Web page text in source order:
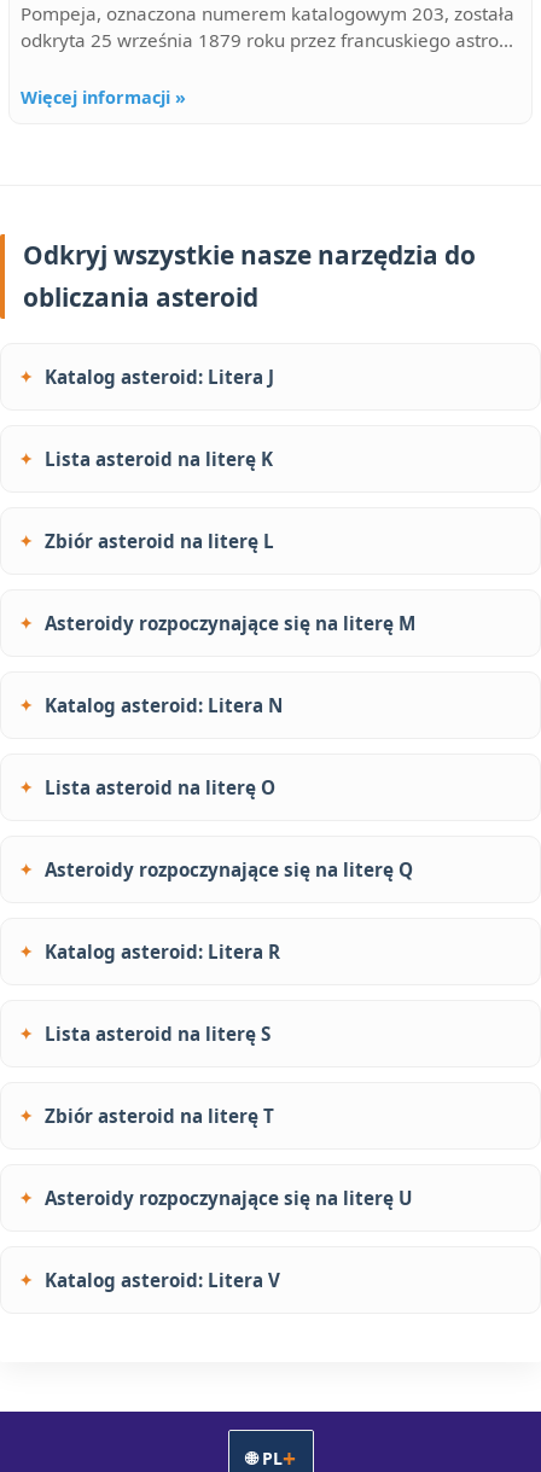
Pompeja, oznaczona numerem katalogowym 203, została
odkryta 25 września 1879 roku przez francuskiego astro...
Więcej informacji »
Odkryj wszystkie nasze narzędzia do
obliczania asteroid
Katalog asteroid: Litera J
Lista asteroid na literę K
Zbiór asteroid na literę L
Asteroidy rozpoczynające się na literę M
Katalog asteroid: Litera N
Lista asteroid na literę O
Asteroidy rozpoczynające się na literę Q
Katalog asteroid: Litera R
Lista asteroid na literę S
Zbiór asteroid na literę T
Asteroidy rozpoczynające się na literę U
Katalog asteroid: Litera V
🌐 PL